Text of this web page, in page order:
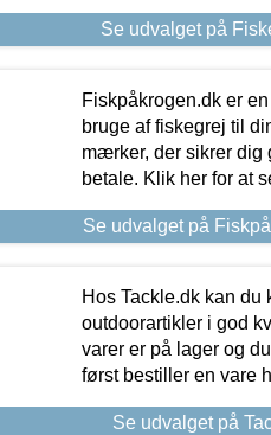
Se udvalget på
Fiskpåkrogen.dk er
bruge af fiskegrej til
mærker, der sikrer dig
betale. Klik her for at
Se udvalget på
Hos Tackle.dk kan
outdoorartikler i god
varer er på lager og
først bestiller en vare
Se udvalget på